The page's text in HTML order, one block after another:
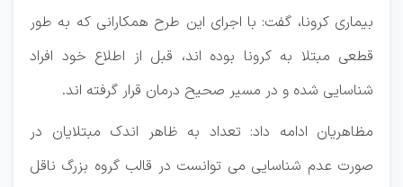
بیماری کرونا، گفت: با اجرای این طرح همکارانی که به طور
قطعی مبتلا به کرونا بوده اند، قبل از اطلاع خود افراد
شناسایی شده و در مسیر صحیح درمان قرار گرفته اند.
مظاهریان ادامه داد: تعداد به ظاهر اندک مبتلایان در
صورت عدم شناسایی می توانست در قالب گروه بزرگ ناقل